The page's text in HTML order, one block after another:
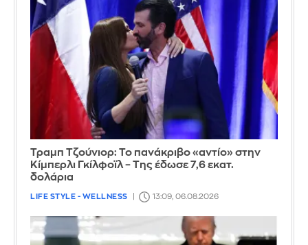
Τραμπ Τζούνιορ: Το πανάκριβο «αντίο» στην
Κίμπερλι Γκίλφοϊλ – Της έδωσε 7,6 εκατ.
δολάρια
LIFE STYLE - WELLNESS 13:09, 06.08.2026